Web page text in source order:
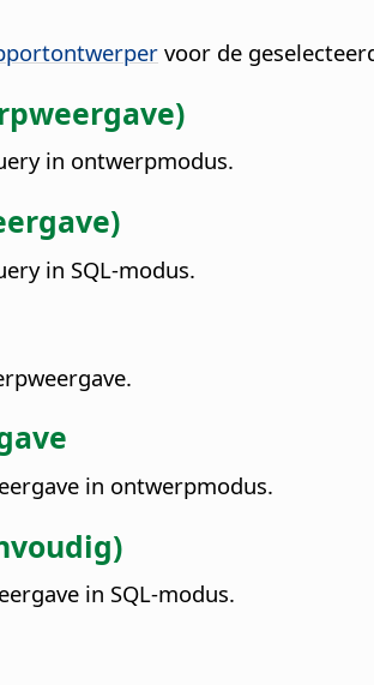
voor de
in ontwerpmodus.
in SQL-modus.
in ontwerpmodus.
in SQL-modus.